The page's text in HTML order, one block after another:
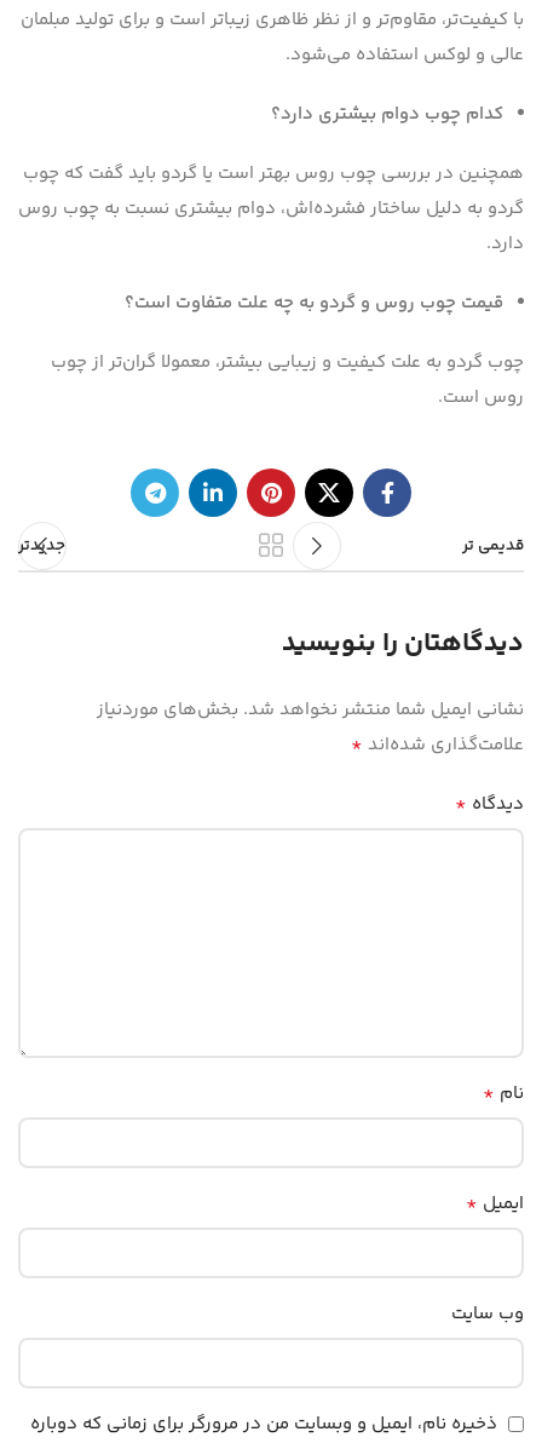
با کیفیت‌تر، مقاوم‌تر و از نظر ظاهری زیباتر است و برای تولید مبلمان
عالی و لوکس استفاده می‌شود.
کدام چوب دوام بیشتری دارد؟
همچنین در بررسی چوب روس بهتر است یا گردو باید گفت که چوب
گردو به دلیل ساختار فشرده‌اش، دوام بیشتری نسبت به چوب روس
دارد.
قیمت چوب روس و گردو به چه علت متفاوت است؟
چوب گردو به علت کیفیت و زیبایی بیشتر، معمولا گران‌تر از چوب
روس است.
جدیدتر قدیمی تر
دیدگاهتان را بنویسید
نشانی ایمیل شما منتشر نخواهد شد. بخش‌های موردنیاز
علامت‌گذاری شده‌اند *
دیدگاه *
نام *
ایمیل *
وب‌ سایت
ذخیره نام، ایمیل و وبسایت من در مرورگر برای زمانی که دوباره